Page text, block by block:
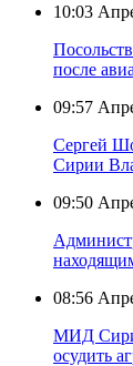
10:03
после
09:57
Сергей
Сирии
09:50
08:56
МИД
осудить